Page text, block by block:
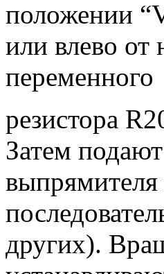
положении
или влево
переменного
резистора
Затем
выпрямителя
других).